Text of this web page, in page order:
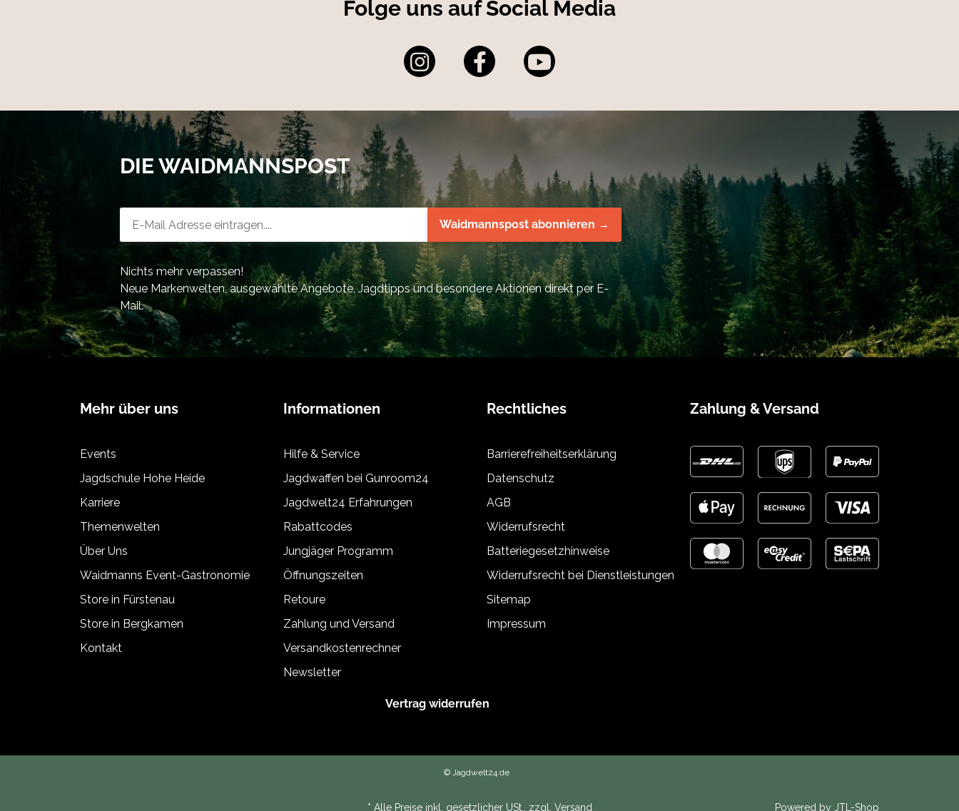
Folge uns auf Social Media
DIE WAIDMANNSPOST
Waidmannspost abonnieren →
Nichts mehr verpassen!
Neue Markenwelten, ausgewählte Angebote, Jagdtipps und besondere Aktionen direkt per E-
Mail.
Mehr über uns
Events
Jagdschule Hohe Heide
Karriere
Themenwelten
Über Uns
Waidmanns Event-Gastronomie
Store in Fürstenau
Store in Bergkamen
Kontakt
Informationen
Hilfe & Service
Jagdwaffen bei Gunroom24
Jagdwelt24 Erfahrungen
Rabattcodes
Jungjäger Programm
Öffnungszeiten
Retoure
Zahlung und Versand
Versandkostenrechner
Newsletter
Rechtliches
Barrierefreiheitserklärung
Datenschutz
AGB
Widerrufsrecht
Batteriegesetzhinweise
Widerrufsrecht bei Dienstleistungen
Sitemap
Impressum
Zahlung & Versand
Vertrag widerrufen
© Jagdwelt24.de
* Alle Preise inkl. gesetzlicher USt., zzgl. Versand Powered by JTL-Shop